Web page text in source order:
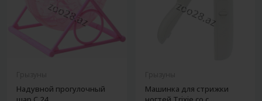
Надувной прогулочный
Машинка для стрижки